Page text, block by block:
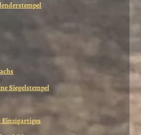
Siegelstempel
Einzigartiges